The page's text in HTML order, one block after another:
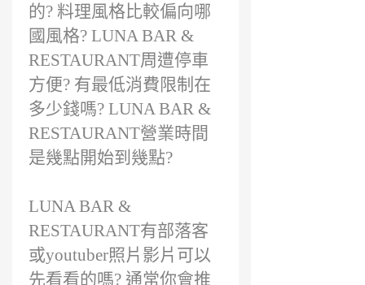
的? 料理風格比較偏向哪
國風格? LUNA BAR &
RESTAURANT周遭停車
方便? 有最低消費限制在
多少錢嗎? LUNA BAR &
RESTAURANT營業時間
是幾點開始到幾點?
LUNA BAR &
RESTAURANT有部落客
或youtuber照片影片可以
先看看的嗎? 通常你會推